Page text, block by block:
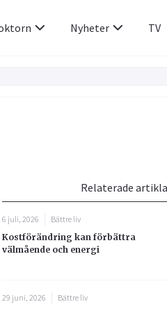
Rökavvänjning
Rörelseapparaten
Nyheter TV
Relaterade
6 juli, 2026
Bättre liv
Kostförändring kan förbättra
välmående och energi
29 juni, 2026
Bättre liv